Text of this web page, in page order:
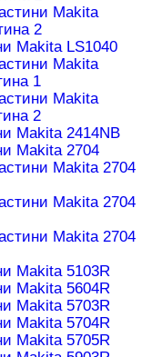
Makita
2
Makita LS1040
Makita
1
Makita
2
Makita 2414NB
Makita 2704
Makita 2704
Makita 2704
Makita 2704
Makita 5103R
Makita 5604R
Makita 5703R
Makita 5704R
Makita 5705R